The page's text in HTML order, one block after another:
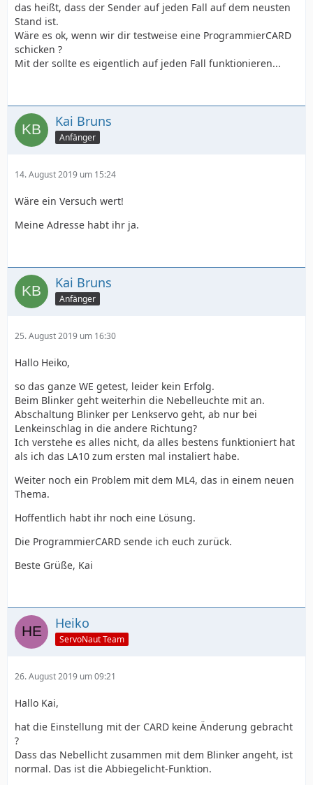
das heißt, dass der Sender auf jeden Fall auf dem neusten
Stand ist.
Wäre es ok, wenn wir dir testweise eine ProgrammierCARD
schicken ?
Mit der sollte es eigentlich auf jeden Fall funktionieren...
Kai Bruns
Anfänger
14. August 2019 um 15:24
Wäre ein Versuch wert!
Meine Adresse habt ihr ja.
Kai Bruns
Anfänger
25. August 2019 um 16:30
Hallo Heiko,
so das ganze WE getest, leider kein Erfolg.
Beim Blinker geht weiterhin die Nebelleuchte mit an.
Abschaltung Blinker per Lenkservo geht, ab nur bei
Lenkeinschlag in die andere Richtung?
Ich verstehe es alles nicht, da alles bestens funktioniert hat
als ich das LA10 zum ersten mal instaliert habe.
Weiter noch ein Problem mit dem ML4, das in einem neuen
Thema.
Hoffentlich habt ihr noch eine Lösung.
Die ProgrammierCARD sende ich euch zurück.
Beste Grüße, Kai
Heiko
ServoNaut Team
26. August 2019 um 09:21
Hallo Kai,
hat die Einstellung mit der CARD keine Änderung gebracht
?
Dass das Nebellicht zusammen mit dem Blinker angeht, ist
normal. Das ist die Abbiegelicht-Funktion.